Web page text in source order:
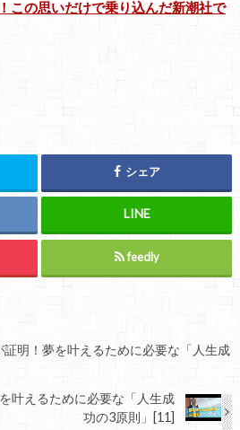
この思いだけで乗り込んだ新潮社で
シェア
feedly
明！夢を叶えるために必要な「人生成
叶えるために必要な「人生成
功の3原則」[11]